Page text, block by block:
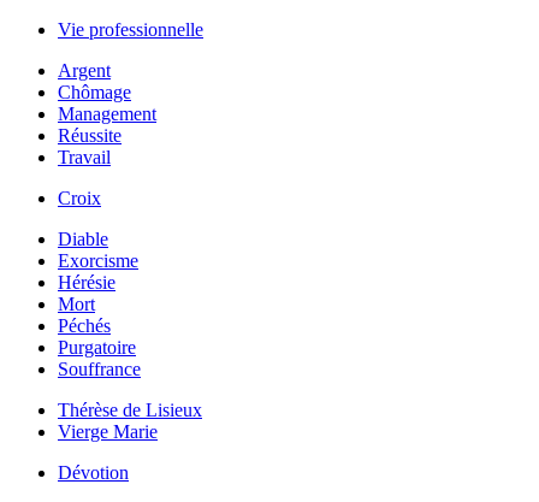
Vie professionnelle
Argent
Chômage
Management
Réussite
Travail
Croix
Diable
Exorcisme
Hérésie
Mort
Péchés
Purgatoire
Souffrance
Thérèse de Lisieux
Vierge Marie
Dévotion